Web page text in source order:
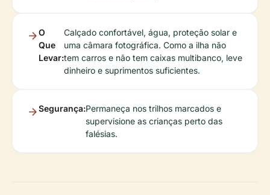
O
Que
Levar:
Calçado confortável, água, proteção solar e
uma câmara fotográfica. Como a ilha não
tem carros e não tem caixas multibanco, leve
dinheiro e suprimentos suficientes.
Segurança:Permaneça nos trilhos marcados e
supervisione as crianças perto das
falésias.